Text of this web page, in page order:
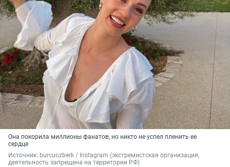
Она покорила миллионы фанатов, но никто не успел пленить ее
сердце
Источник: burcuozberk / Instagram (экстремистская организация,
деятельность запрещена на территории РФ)